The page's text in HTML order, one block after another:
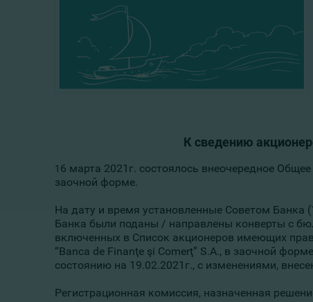
К сведению
1 6 марта 2021г. состоялось внеочередное
заочной форме.
На дату и время установленные Советом Банка
Банка были поданы / направлены конверты с
включенных в Список акционеров имеющих
“Banca de Finanţe şi Comerţ” S.A., в заочной
состоянию на 19.02.2021г., с изменениями,
Регистрационная комиссия, назначенная